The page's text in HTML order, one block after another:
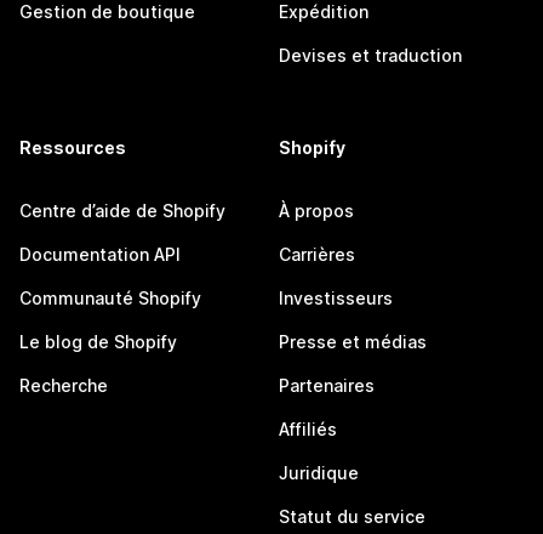
Gestion de boutique Expédition
Devises et traduction
Ressources
Centre d’aide de Shopify
Documentation API
Communauté Shopify
Le blog de Shopify
Recherche
Shopify
À propos
Carrières
Investisseurs
Presse et médias
Partenaires
Affiliés
Juridique
Statut du service